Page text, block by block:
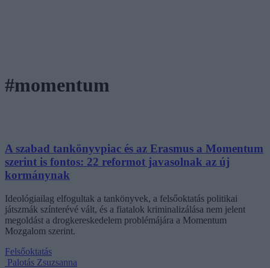
#momentum
A szabad tankönyvpiac és az Erasmus a Momentum
szerint is fontos: 22 reformot javasolnak az új
kormánynak
Ideológiailag elfogultak a tankönyvek, a felsőoktatás politikai
játszmák színterévé vált, és a fiatalok kriminalizálása nem jelent
megoldást a drogkereskedelem problémájára a Momentum
Mozgalom szerint.
Felsőoktatás
Palotás Zsuzsanna